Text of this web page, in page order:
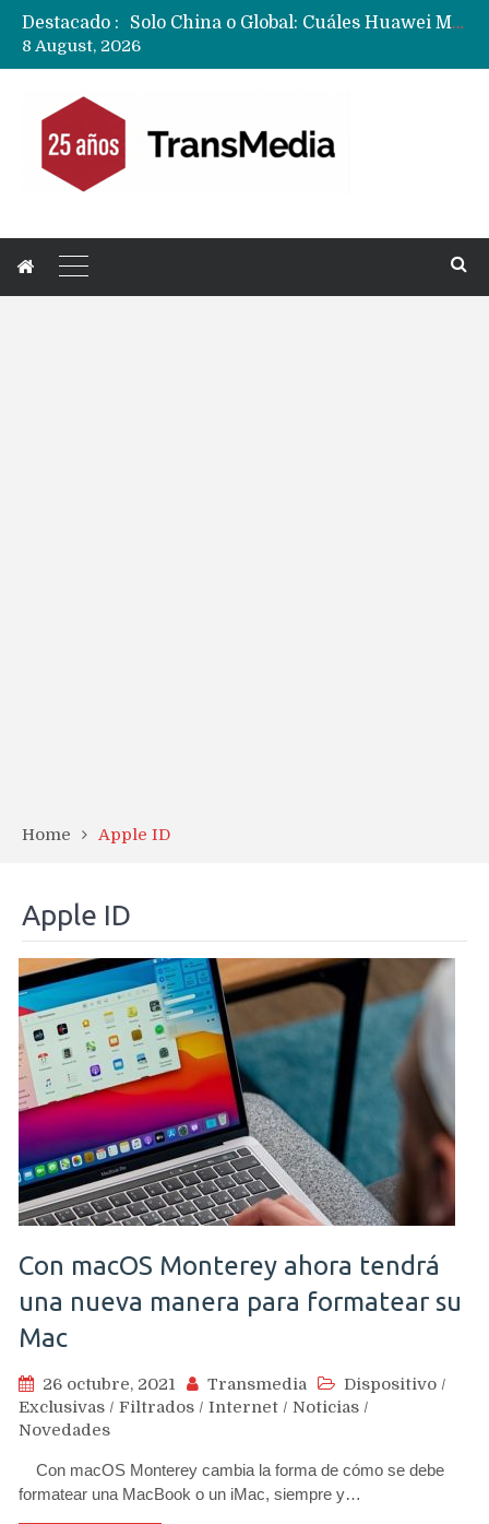
Destacado :
Solo China o Global: Cuáles Huawei MateBook, MatePad y Nova llegarán a Europa y LATAM?
Fabricantes suben precios de teléfonos y ganan más dinero en un mercado donde Xiaomi alerta por no mejorar ventas
8 August, 2026
Home Apple ID
Apple ID
Con macOS Monterey ahora tendrá
una nueva manera para formatear su
Mac
26 octubre, 2021 Transmedia Dispositivo /
Exclusivas / Filtrados / Internet / Noticias /
Novedades
Con macOS Monterey cambia la forma de cómo se debe
formatear una MacBook o un iMac, siempre y…